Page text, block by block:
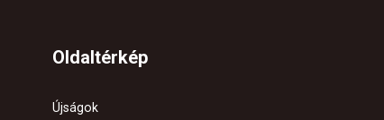
Oldaltérkép
Újságok